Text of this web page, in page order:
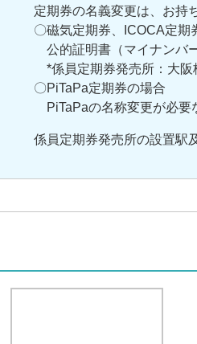
定期券の名義変更は、お持
〇磁気定期券、ICOCA定期
公的証明書（マイナンバ
*係員定期券発売所：大阪
〇PiTaPa定期券の場合
PiTaPaの名称変更が必要
係員定期券発売所の設置駅